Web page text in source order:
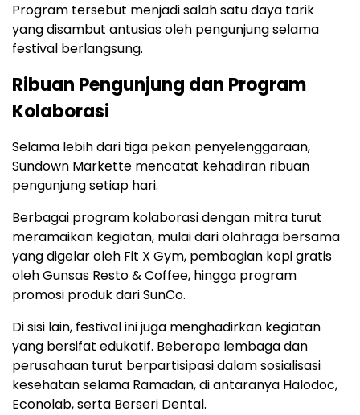
Program tersebut menjadisalahsatudaya tarik
yangdisambut antusiasoleh pengunjungselama
festival berlangsung.
Ribuan Pengunjung dan Program
Kolaborasi
Selama lebihdari tiga pekan penyelenggaraan,
Sundown Markette mencatat kehadiran ribuan
pengunjungsetiap hari.
Berbagai program kolaborasidengan mitra turut
meramaikan kegiatan, mulaidariolahraga bersama
yangdigelaroleh Fit X Gym, pembagian kopigratis
olehGunsas Resto & Coffee, hingga program
promosi produkdariSunCo.
Disisi lain, festivalinijuga menghadirkan kegiatan
yang bersifat edukatif. Beberapa lembagadan
perusahaan turut berpartisipasidalamsosialisasi
kesehatanselama Ramadan,diantaranya Halodoc,
Econolab,serta Berseri Dental.